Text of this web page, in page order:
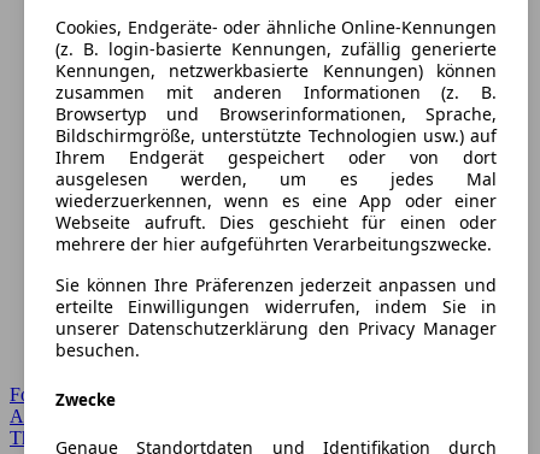
Forum Startseite
Alle Auto-Foren
Themen-Forum
Cookies, Endgeräte- oder ähnliche Online-Kennungen
(z. B. login-basierte Kennungen, zufällig generierte
Kennungen, netzwerkbasierte Kennungen) können
zusammen mit anderen Informationen (z. B.
Browsertyp und Browserinformationen, Sprache,
Bildschirmgröße, unterstützte Technologien usw.) auf
Ihrem Endgerät gespeichert oder von dort
ausgelesen werden, um es jedes Mal
wiederzuerkennen, wenn es eine App oder einer
Webseite aufruft. Dies geschieht für einen oder
mehrere der hier aufgeführten Verarbeitungszwecke.
Sie können Ihre Präferenzen jederzeit anpassen und
erteilte Einwilligungen widerrufen, indem Sie in
unserer Datenschutzerklärung den Privacy Manager
besuchen.
Zwecke
Genaue Standortdaten und Identifikation durch